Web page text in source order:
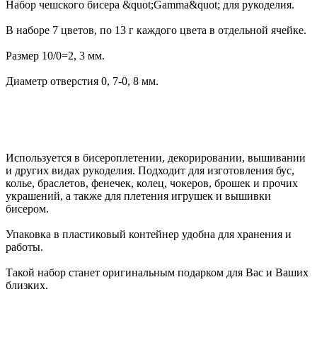
Набор чешского бисера &quot;Gamma&quot; для рукоделия.
В наборе 7 цветов, по 13 г каждого цвета в отдельной ячейке.
Размер 10/0=2, 3 мм.
Диаметр отверстия 0, 7-0, 8 мм.
Используется в бисероплетении, декорировании, вышивании
и других видах рукоделия. Подходит для изготовления бус,
колье, браслетов, фенечек, колец, чокеров, брошек и прочих
украшений, а также для плетения игрушек и вышивки
бисером.
Упаковка в пластиковый контейнер удобна для хранения и
работы.
Такой набор станет оригинальным подарком для Вас и Ваших
близких.